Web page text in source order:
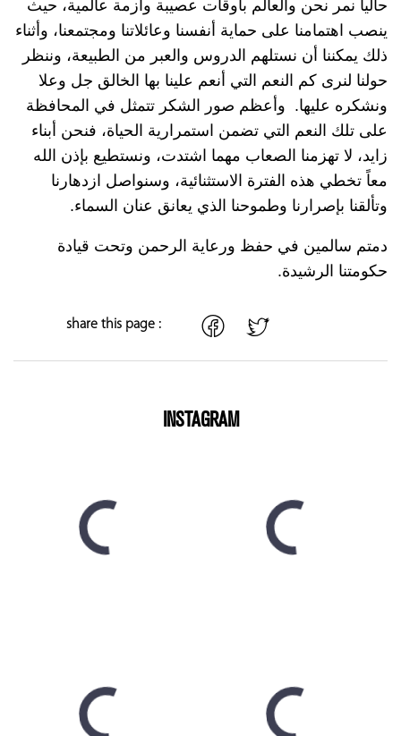
حالياً نمر نحن والعالم بأوقات عصيبة وأزمة عالمية، حيث
ينصب اهتمامنا على حماية أنفسنا وعائلاتنا ومجتمعنا، وأثناء
ذلك يمكننا أن نستلهم الدروس والعبر من الطبيعة، وننظر
حولنا لنرى كم النعم التي أنعم علينا بها الخالق جل وعلا
ونشكره عليها. وأعظم صور الشكر تتمثل في المحافظة
على تلك النعم التي تضمن استمرارية الحياة، فنحن أبناء
زايد، لا تهزمنا الصعاب مهما اشتدت، ونستطيع بإذن الله
معاً تخطي هذه الفترة الاستثنائية، وسنواصل ازدهارنا
وتألقنا بإصرارنا وطموحنا الذي يعانق عنان السماء.
دمتم سالمين في حفظ ورعاية الرحمن وتحت قيادة
حكومتنا الرشيدة.
share this page :
INSTAGRAM